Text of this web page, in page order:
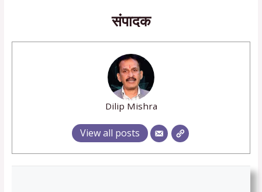
संपादक
Dilip Mishra
View all posts